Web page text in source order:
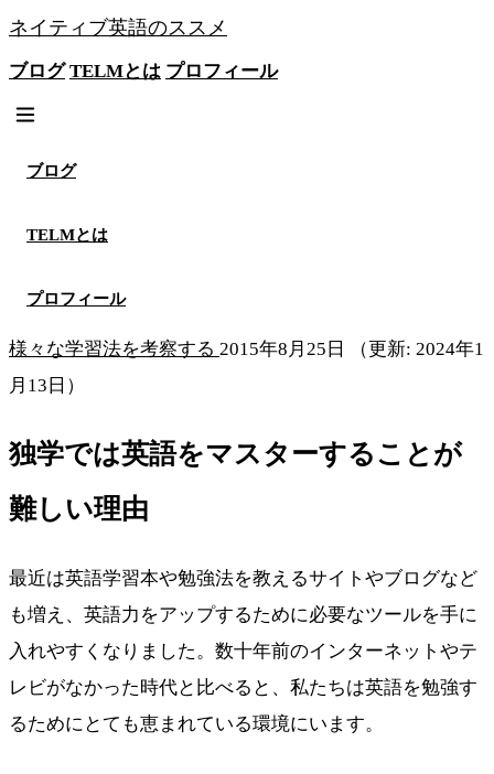
ネイティブ英語のススメ
ブログ TELMとは プロフィール
ブログ
TELMとは
プロフィール
様々な学習法を考察する 2015年8月25日
（更新: 2024年1
月13日）
独学では英語をマスターすることが
難しい理由
最近は英語学習本や勉強法を教えるサイトやブログなど
も増え、英語力をアップするために必要なツールを手に
入れやすくなりました。数十年前のインターネットやテ
レビがなかった時代と比べると、私たちは英語を勉強す
るためにとても恵まれている環境にいます。